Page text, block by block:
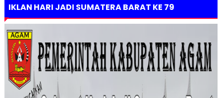
IKLAN HARI JADI SUMATERA BARAT KE 79